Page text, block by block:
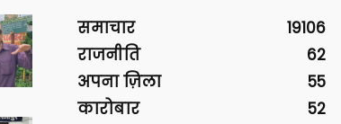
समाचार
19106
राजनीति
62
अपना ज़िला
55
कारोबार
52